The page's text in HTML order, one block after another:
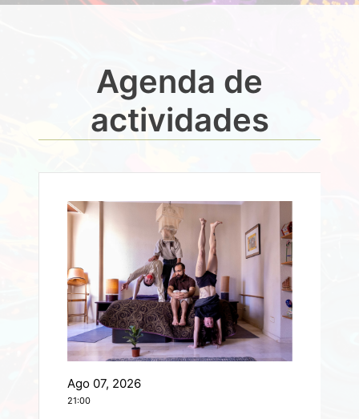
Agenda de
actividades
Ago 07, 2026
21:00